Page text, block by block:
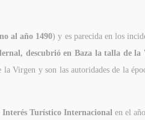
al año 1490) y es parecida en los
descubrió en Baza la talla de
Virgen y son las autoridades de la
Interés Turístico Internacional en el